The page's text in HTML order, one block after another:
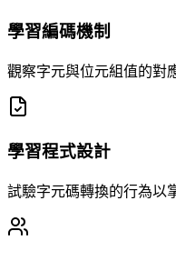
學習編碼機制
觀察字元與位元組值的對
學習程式設計
試驗字元碼轉換的行為以